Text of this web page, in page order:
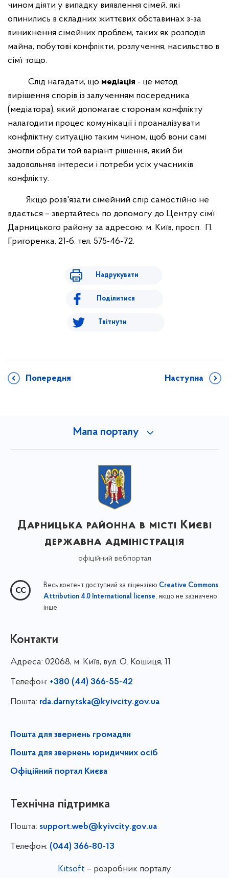
чином діяти у випадку виявлення сімей, які
опинились в складних життєвих обставинах з-за
виникнення сімейних проблем, таких як розподіл
майна, побутові конфлікти, розлучення, насильство в
сім’ї тощо.
Слід нагадати, що медіація - це метод
вирішення спорів із залученням посередника
(медіатора), який допомагає сторонам конфлікту
налагодити процес комунікації і проаналізувати
конфліктну ситуацію таким чином, щоб вони самі
змогли обрати той варіант рішення, який би
задовольняв інтереси і потреби усіх учасників
конфлікту.
Якщо розв'язати сімейний спір самостійно не
вдається – звертайтесь по допомогу до Центру сім’ї
Дарницького району за адресою: м. Київ, просп. П.
Григоренка, 21-б, тел. 575-46-72.
Надрукувати
Поділитися
Твітнути
Попередня Наступна
Мапа порталу
Дарницька районна в місті Києві
державна адміністрація
офіційний вебпортал
Весь контент доступний за ліцензією Creative Commons
Attribution 4.0 International license, якщо не зазначено
інше
Контакти
Адреса: 02068, м. Київ, вул. О. Кошиця, 11
Телефон: +380 (44) 366-55-42
Пошта: rda.darnytska@kyivcity.gov.ua
Пошта для звернень громадян
Пошта для звернень юридичних осіб
Офіційний портал Києва
Технічна підтримка
Пошта: support.web@kyivcity.gov.ua
Телефон: (044) 366-80-13
Kitsoft – розробник порталу